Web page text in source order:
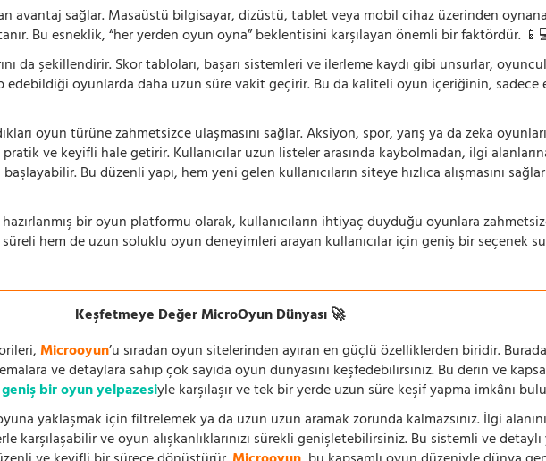
avantaj sağlar. Masaüstü bilgisayar, dizüstü, tablet veya mobil cihaz üzerinden
Bu esneklik, “her yerden oyun oyna” beklentisini karşılayan önemli bir faktördür.
da şekillendirir. Skor tabloları, başarı sistemleri ve ilerleme kaydı gibi unsurlar,
edebildiği oyunlarda daha uzun süre vakit geçirir. Bu da kaliteli oyun içeriğinin,
oyun türüne zahmetsizce ulaşmasını sağlar. Aksiyon, spor, yarış ya da zeka
ve keyifli hale getirir. Kullanıcılar uzun listeler arasında kaybolmadan, ilgi
Bu düzenli yapı, hem yeni gelen kullanıcıların siteye hızlıca alışmasını
bir oyun platformu olarak, kullanıcıların ihtiyaç duyduğu oyunlara
süreli hem de uzun soluklu oyun deneyimleri arayan kullanıcılar için geniş bir seçenek
Keşfetmeye Değer MicroOyun Dünyası 🚀
Microoyun’u sıradan oyun sitelerinden ayıran en güçlü özelliklerden biridir.
ve detaylara sahip çok sayıda oyun dünyasını keşfedebilirsiniz. Bu derin ve
geniş bir oyun yelpazesiyle karşılaşır ve tek bir yerde uzun süre keşif yapma imkânı
yaklaşmak için filtrelemek ya da uzun uzun aramak zorunda kalmazsınız. İlgi
ve oyun alışkanlıklarınızı sürekli genişletebilirsiniz. Bu sistemli ve